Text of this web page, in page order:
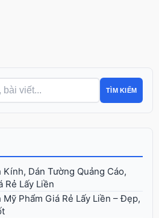
TÌM KIẾM
Kính, Dán Tường Quảng Cáo,
Rẻ Lấy Liền
Mỹ Phẩm Giá Rẻ Lấy Liền – Đẹp,